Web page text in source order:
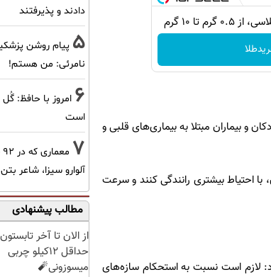
تا ۱۰ گرم
و بیماران مبتلا به بیماری‌های قلبی و
احتیاط بیشتری رانندگی کنند و سرعت
لازم است نسبت به استحکام سازه‌های
دادند و پذیرفتند
5 پیام روشن
نامرئی: من هستم!
6 امروز با حافظ:
است
7
آلوارو سیزا، شاعر
مطالب پیشنهادی
از الان تا آخر تابستون
حداقل 12کیلو چربی
میسوزونی🧨